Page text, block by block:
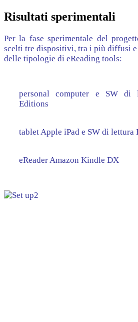
Risultati sperimentali
Per la fase sperimentale del
scelti tre dispositivi, tra i più diffusi
delle tipologie di eReading tools:
personal computer e SW di
Editions
tablet Apple iPad e SW di lettura
eReader Amazon Kindle DX